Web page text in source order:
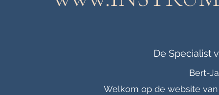
De Specialist
Bert-
Welkom op de website